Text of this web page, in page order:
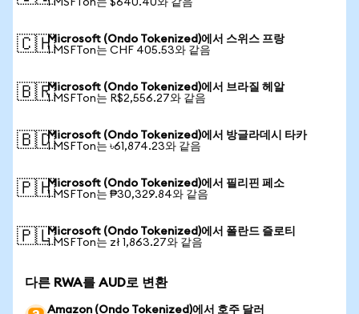
1 MSFTon는 $640.40와 같음
🇨🇭Microsoft (Ondo Tokenized)에서 스위스 프랑
1 MSFTon는 CHF 405.53와 같음
🇧🇷Microsoft (Ondo Tokenized)에서 브라질 헤알
1 MSFTon는 R$2,556.27와 같음
🇧🇩Microsoft (Ondo Tokenized)에서 방글라데시 타카
1 MSFTon는 ৳61,874.23와 같음
🇵🇭Microsoft (Ondo Tokenized)에서 필리핀 페소
1 MSFTon는 ₱30,329.84와 같음
🇵🇱Microsoft (Ondo Tokenized)에서 폴란드 즐로티
1 MSFTon는 zł 1,863.27와 같음
다른 RWA를 AUD로 변환
Amazon (Ondo Tokenized)에서 호주 달러